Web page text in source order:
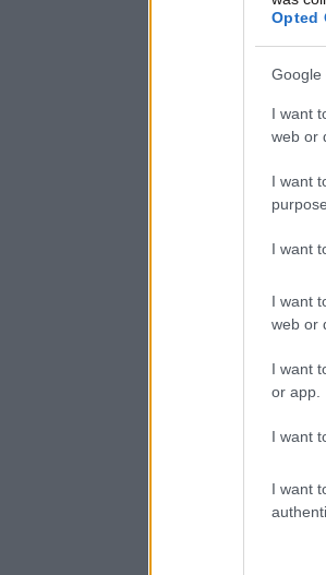
Opted
Google
I want
web or
I want
I want
I want
web or
I want
or app.
I want
I want